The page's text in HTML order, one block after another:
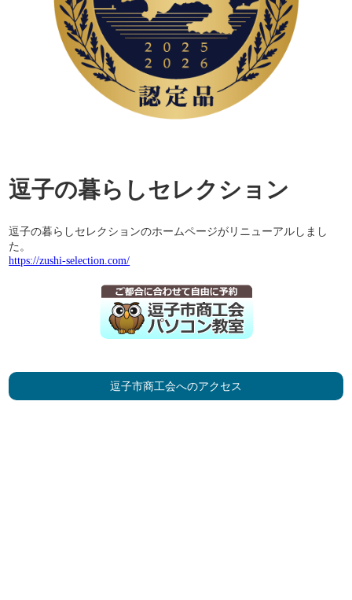
逗子の暮らしセレクション
逗子の暮らしセレクションのホームページがリニューアルしまし
た。
https://zushi-selection.com/
逗子市商工会へのアクセス